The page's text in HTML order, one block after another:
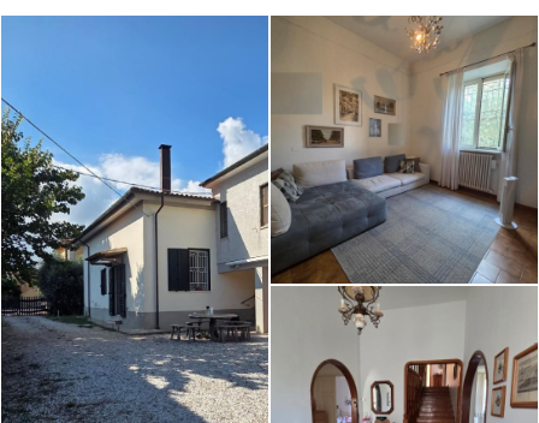
Casa singola in vendita a
Guasticce, Collesalvetti (LI)
Casa singola in vendita a
Guasticce, Collesalvetti (LI)
[3/19]